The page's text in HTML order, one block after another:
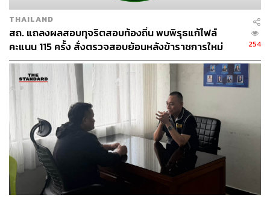
THAILAND
สถ. แถลงผลสอบทุจริตสอบท้องถิ่น พบพิรุธแก้ไฟล์
คะแนน 115 ครั้ง สั่งตรวจสอบย้อนหลังข้าราชการใหม่
15,560 รายด่วน
254